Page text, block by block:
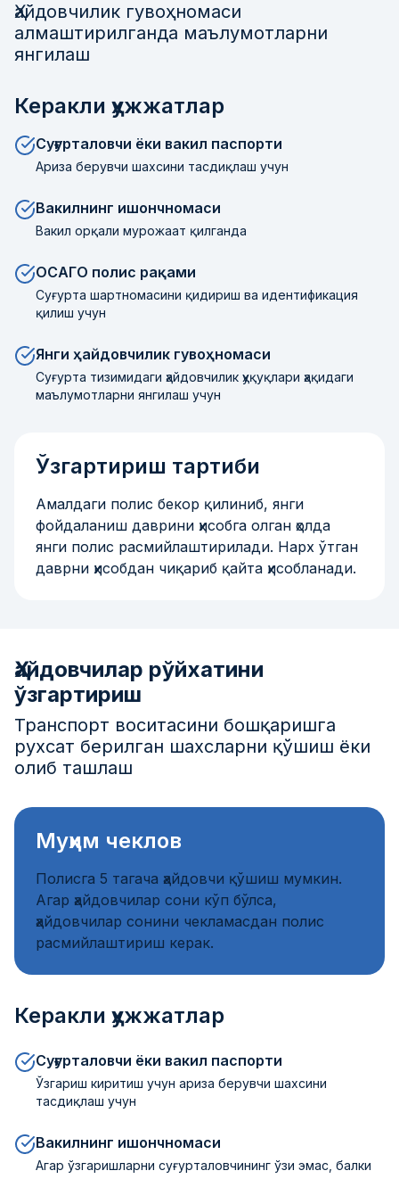
Ҳайдовчилик гувоҳномаси
алмаштирилганда маълумотларни
янгилаш
Керакли ҳужжатлар
Суғурталовчи ёки вакил паспорти
Ариза берувчи шахсини тасдиқлаш учун
Вакилнинг ишончномаси
Вакил орқали мурожаат қилганда
ОСАГО полис рақами
Суғурта шартномасини қидириш ва идентификация
қилиш учун
Янги ҳайдовчилик гувоҳномаси
Суғурта тизимидаги ҳайдовчилик ҳуқуқлари ҳақидаги
маълумотларни янгилаш учун
Ўзгартириш тартиби
Амалдаги полис бекор қилиниб, янги
фойдаланиш даврини ҳисобга олган ҳолда
янги полис расмийлаштирилади. Нарх ўтган
даврни ҳисобдан чиқариб қайта ҳисобланади.
Ҳайдовчилар рўйхатини
ўзгартириш
Транспорт воситасини бошқаришга
рухсат берилган шахсларни қўшиш ёки
олиб ташлаш
Муҳим чеклов
Полисга 5 тагача ҳайдовчи қўшиш мумкин.
Агар ҳайдовчилар сони кўп бўлса,
ҳайдовчилар сонини чекламасдан полис
расмийлаштириш керак.
Керакли ҳужжатлар
Суғурталовчи ёки вакил паспорти
Ўзгариш киритиш учун ариза берувчи шахсини
тасдиқлаш учун
Вакилнинг ишончномаси
Агар ўзгаришларни суғурталовчининг ўзи эмас, балки